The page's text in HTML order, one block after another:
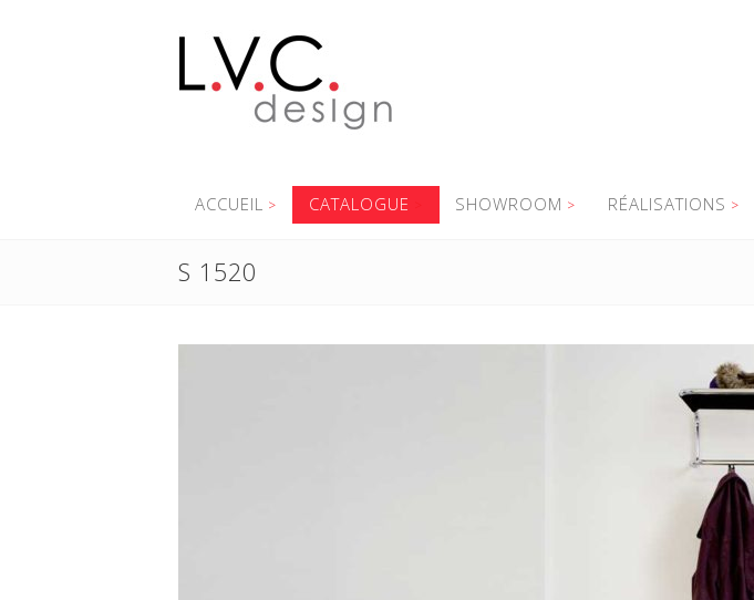
ACCUEIL CATALOGUE SHOWROOM RÉALISATIONS
S 1520